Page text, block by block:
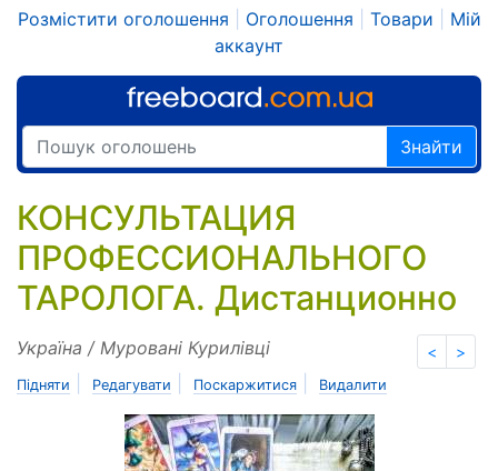
Розмістити оголошення Оголошення Товари
Мій
аккаунт
Знайти
КОНСУЛЬТАЦИЯ
ПРОФЕССИОНАЛЬНОГО
ТАРОЛОГА. Дистанционно
< >
Україна / Муровані Курилівці
Підняти Редагувати Поскаржитися Видалити